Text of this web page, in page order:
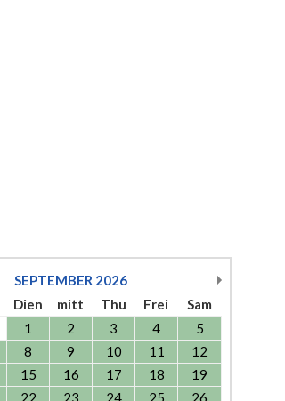
SEPTEMBER 2026
Dien mitt Thu Frei
Sam
1
2 3 4
5
8 9 10 11
12
15 16 17 18
19
22 23 24 25
26